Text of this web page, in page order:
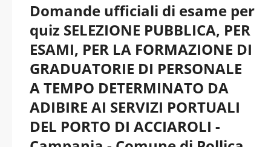
Domande ufficiali di esame per
quiz SELEZIONE PUBBLICA, PER
ESAMI, PER LA FORMAZIONE DI
GRADUATORIE DI PERSONALE
A TEMPO DETERMINATO DA
ADIBIRE AI SERVIZI PORTUALI
DEL PORTO DI ACCIAROLI -